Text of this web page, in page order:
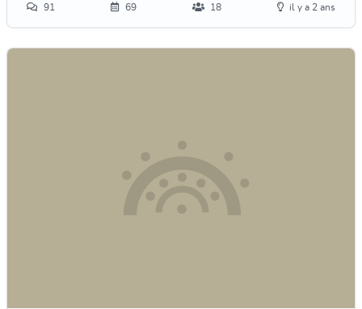
91 69 18 il y a 2 ans